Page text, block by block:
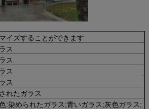
イズすることができます
ス
ス
ス
ス
れたガラス
:染められたガラス;青いガラス;灰色ガラス;